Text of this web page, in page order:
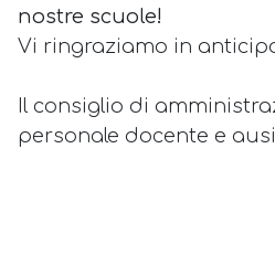
nostre scuole!
Vi ringraziamo in
Il consiglio di
personale docente e